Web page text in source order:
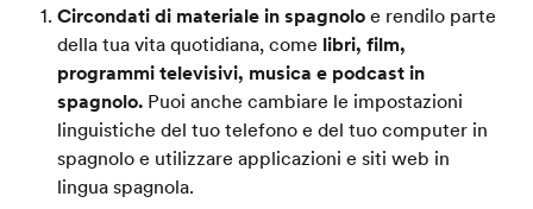
Circondati di materiale in spagnoloe rendilo parte
della tua vita quotidiana, come libri, film,
programmi televisivi, musica e podcast in
spagnolo. Puoi anche cambiare le impostazioni
linguistiche del tuo telefono e del tuo computer in
spagnolo e utilizzare applicazioni e siti web in
lingua spagnola.